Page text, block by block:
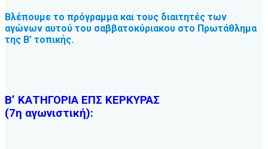
Βλέπουμε το πρόγραμμα και τους διαιτητές των
αγώνων αυτού του σαββατοκύριακου στο Πρωτάθλημα
της Β’ τοπικής.
Β’ ΚΑΤΗΓΟΡΙΑ ΕΠΣ ΚΕΡΚΥΡΑΣ
(7η αγωνιστική):